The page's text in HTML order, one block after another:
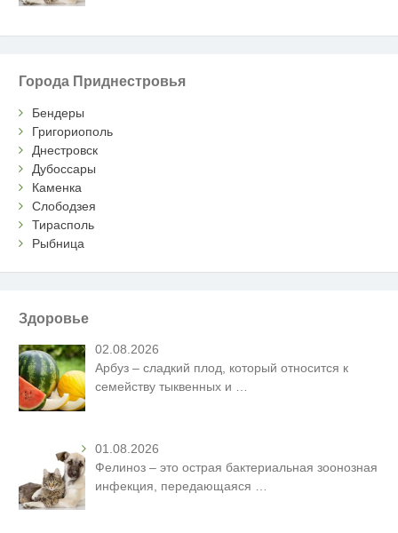
Города Приднестровья
Бендеры
Григориополь
Днестровск
Дубоссары
Каменка
Слободзея
Тирасполь
Рыбница
Здоровье
02.08.2026
Арбуз – сладкий плод, который относится к
семейству тыквенных и …
01.08.2026
Фелиноз – это острая бактериальная зоонозная
инфекция, передающаяся